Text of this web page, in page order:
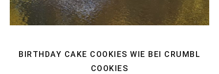
BIRTHDAY CAKE COOKIES WIE BEI CRUMBL
COOKIES